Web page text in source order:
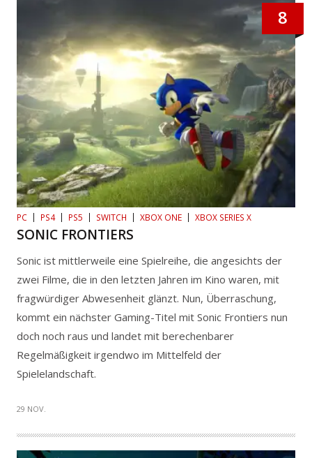
8
PC PS4 PS5 SWITCH XBOX ONE XBOX SERIES X
SONIC FRONTIERS
Sonic ist mittlerweile eine Spielreihe, die angesichts der
zwei Filme, die in den letzten Jahren im Kino waren, mit
fragwürdiger Abwesenheit glänzt. Nun, Überraschung,
kommt ein nächster Gaming-Titel mit Sonic Frontiers nun
doch noch raus und landet mit berechenbarer
Regelmäßigkeit irgendwo im Mittelfeld der
Spielelandschaft.
29 NOV.